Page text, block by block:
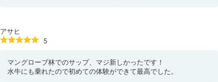
アサヒ
5
マングローブ林でのサップ、マジ新しかったです！
水牛にも乗れたので初めての体験ができて最高でした。